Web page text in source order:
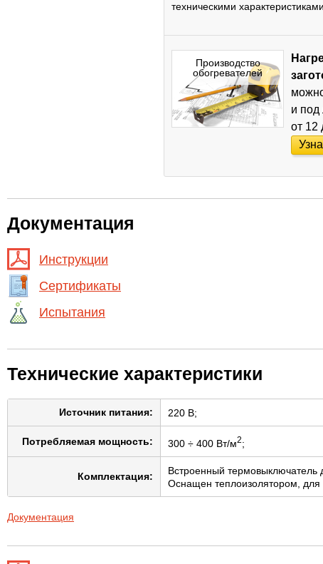
техническими
Производство
обогревателей
и
от 12
Документация
Инструкции
Сертификаты
Испытания
Технические характеристики
Источник питания: 220 В;
Потребляемая мощность: 300 ÷ 400 Вт/м2;
Комплектация:
Встроенный термовыключатель
Оснащен теплоизолятором, для
Документация